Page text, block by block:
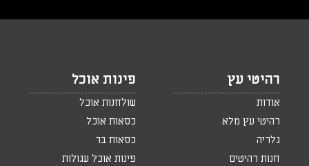
רהיטי עץ
אודות
רהיטי עץ מלא
גלריה
חנות רהיטים
פינות אוכל
שולחנות אוכל
כסאות אוכל
כסאות בר
פינות אוכל עגולות